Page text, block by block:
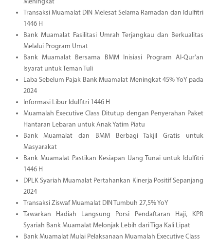
Meningkat
Transaksi Muamalat DIN Melesat Selama Ramadan dan Idulfitri
1446 H
Bank Muamalat Fasilitasi Umrah Terjangkau dan Berkualitas
Melalui Program Umat
Bank Muamalat Bersama BMM Inisiasi Program Al-Qur'an
Isyarat untuk Teman Tuli
Laba Sebelum Pajak Bank Muamalat Meningkat 45% YoY pada
2024
Informasi Libur Idulfitri 1446 H
Muamalah Executive Class Ditutup dengan Penyerahan Paket
Hantaran Lebaran untuk Anak Yatim Piatu
Bank Muamalat dan BMM Berbagi Takjil Gratis untuk
Masyarakat
Bank Muamalat Pastikan Kesiapan Uang Tunai untuk Idulfitri
1446 H
DPLK Syariah Muamalat Pertahankan Kinerja Positif Sepanjang
2024
Transaksi Ziswaf Muamalat DIN Tumbuh 27,5% YoY
Tawarkan Hadiah Langsung Porsi Pendaftaran Haji, KPR
Syariah Bank Muamalat Melonjak Lebih dari Tiga Kali Lipat
Bank Muamalat Mulai Pelaksanaan Muamalah Executive Class